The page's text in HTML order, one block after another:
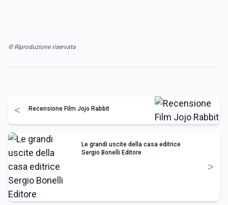
© Riproduzione riservata
< Recensione Film Jojo Rabbit
Le grandi uscite della casa editrice
Sergio Bonelli Editore
>